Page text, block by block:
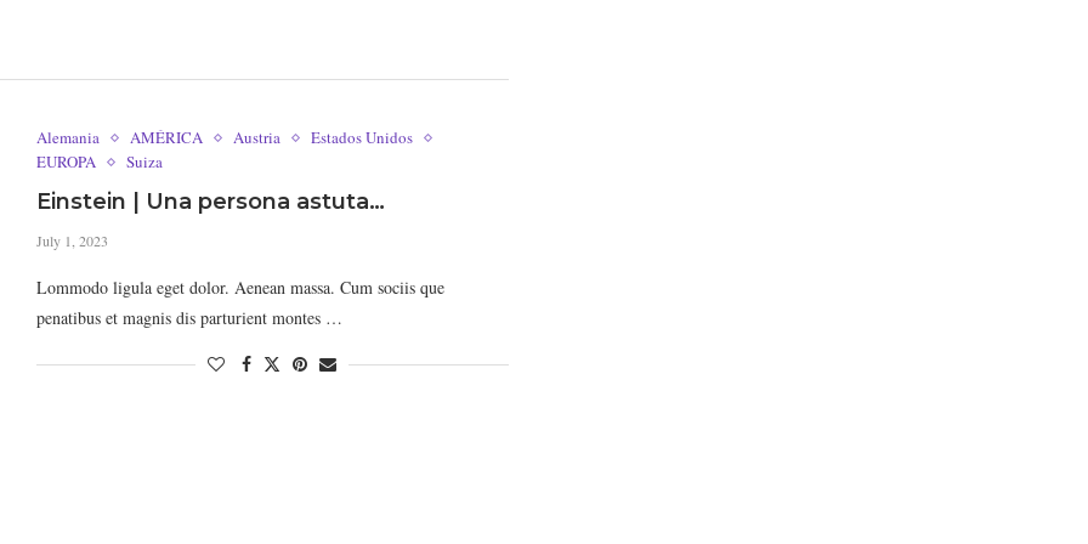
Alemania AMÉRICA Austria
Estados Unidos
EUROPA
Suiza
Einstein | Una persona astuta…
July 1, 2023
Lommodo ligula eget dolor. Aenean massa. Cum sociis que
penatibus et magnis dis parturient montes …